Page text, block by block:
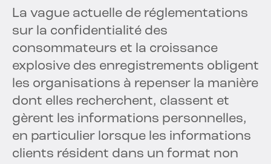
La vague actuelle de réglementations
sur la confidentialité des
consommateurs et la croissance
explosive des enregistrements obligent
les organisations à repenser la manière
dont elles recherchent, classent et
gèrent les informations personnelles,
en particulier lorsque les informations
clients résident dans un format non